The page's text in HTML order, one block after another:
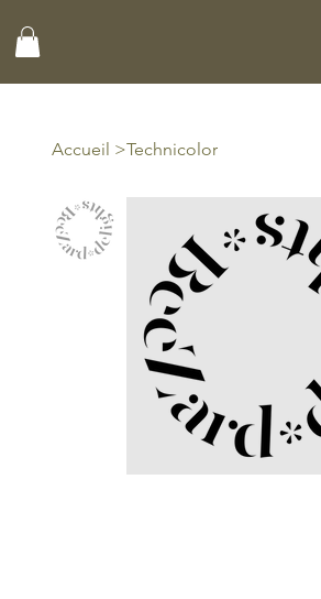
Accueil >Technicolor